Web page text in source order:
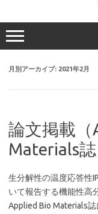
月別アーカイブ: 2021年2月
論文掲載（
Materials誌
生分解性の温度応答性
いて報告する機能性高
Applied Bio Materials